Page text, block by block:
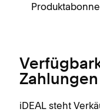
Zahlungen
iDEAL steht